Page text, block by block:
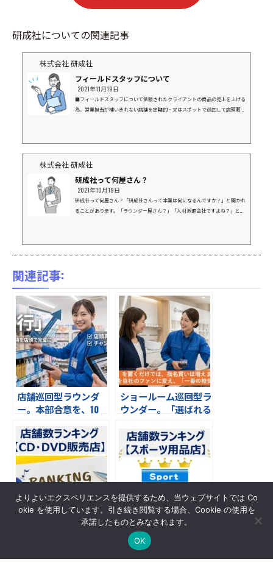
研成社についての関連記事
株式会社 研成社
フィールドスタッフについて
2021年11月19日
■フィールドスタッフについて依頼されたクライアントの商品の売上を上げる
為、営業担当が補いきれない店舗を定期的・又はスポットで巡回して店頭販促
置活動が主となりますが、同じ商品でも各店舗の周辺環境や陳列方法により、
株式会社 研成社
研成社って何屋さん？
2021年10月19日
研成社って何屋さん？「研成社さんって本業は何になるんですか？」と聞かれ
ることがあります。「ラウンダー屋さん？」「人材派遣会社ですよね？」と言
関連記事:
店舗巡回型ラウンダ
ー。本部合意を、10
位10チェーンをの店頭
実現率を最大化する。
研成社の店舗巡回スキ
ーム
ショールーム巡回型ラ
ウンダー。「選ばれる
フが知っている。
CD・DVD販売店 店舗
スポーツ用品店 店舗
数ランキング
よりよいエクスペリエンスを提供するため、当ウェブサイトでは Co
okie を使用しています。引き続き閲覧する場合、Cookie の使用を
承諾したものとみなされます。
OK